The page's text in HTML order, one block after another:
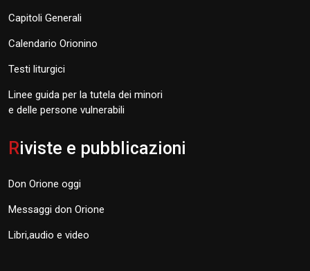
Capitoli Generali
Calendario Orionino
Testi liturgici
Linee guida per la tutela dei minori
e delle persone vulnerabili
Riviste e pubblicazioni
Don Orione oggi
Messaggi don Orione
Libri,audio e video